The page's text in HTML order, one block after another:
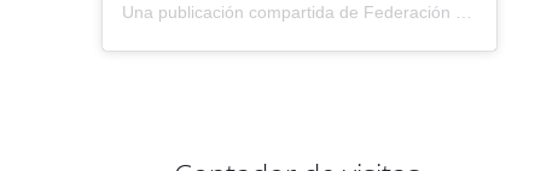
Una publicación compartida de Federación Montañismo Tenerife (@federacion_montanismo_tenerife)